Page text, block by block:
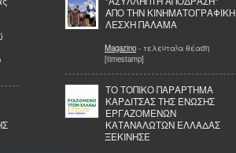
ΑΠΟ ΤΗΝ ΚΙΝΗΜΑΤΟΓΡΑΦΙΚΗ
ΛΕΣΧΗ ΠΑΛΑΜΑ
Magazino - τελευταία θέαση
[timestamp]
ΤΟ ΤΟΠΙΚΟ ΠΑΡΑΡΤΗΜΑ
ΚΑΡΔΙΤΣΑΣ ΤΗΣ ΈΝΩΣΗΣ
ΕΡΓΑΖΟΜΕΝΩΝ
ΚΑΤΑΝΑΛΩΤΩΝ ΕΛΛΑΔΑΣ
ΞΕΚΙΝΗΣΕ